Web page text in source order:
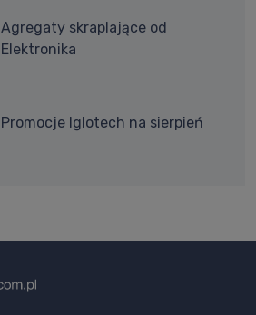
Agregaty skraplające od
Elektronika
Promocje Iglotech na sierpień